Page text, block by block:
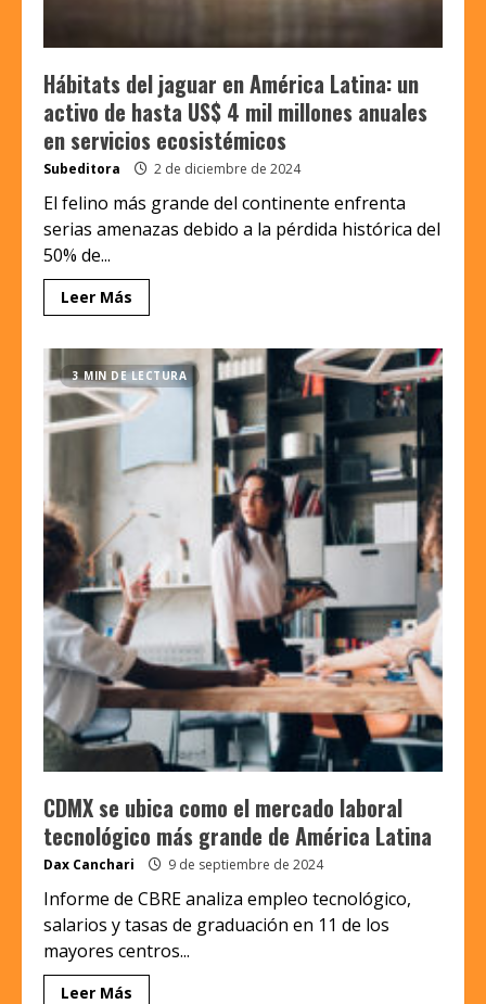
Hábitats del jaguar en América Latina: un
activo de hasta US$ 4 mil millones anuales
en servicios ecosistémicos
Subeditora 2 de diciembre de 2024
El felino más grande del continente enfrenta
serias amenazas debido a la pérdida histórica del
50% de...
Leer Más
3 MIN DE LECTURA
CDMX se ubica como el mercado laboral
tecnológico más grande de América Latina
Dax Canchari 9 de septiembre de 2024
Informe de CBRE analiza empleo tecnológico,
salarios y tasas de graduación en 11 de los
mayores centros...
Leer Más